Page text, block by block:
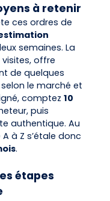
à retenir
ces ordres de
semaines. La
offre
de quelques
le marché et
comptez 10
puis
authentique. Au
à Z s’étale donc
.
étapes